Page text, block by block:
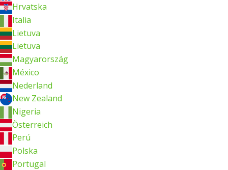
Hrvatska
Italia
Lietuva
Lietuva
Magyarország
México
Nederland
New Zealand
Nigeria
Österreich
Perú
Polska
Portugal